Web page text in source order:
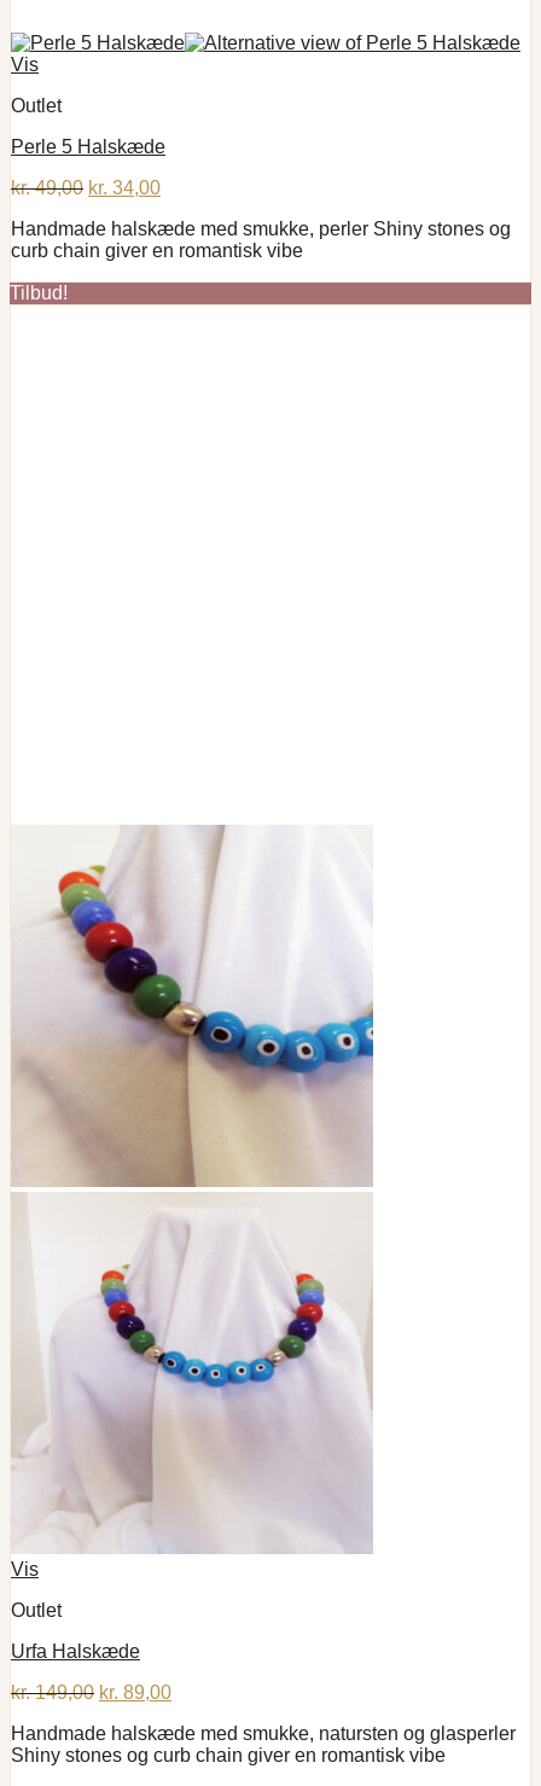
Vis
Outlet
Perle 5 Halskæde
kr.49,00 Den
pris
var:
kr. 34,00Den
pris
er:
Handmade halskæde med smukke, perler Shiny stones og
curb chain giver en romantisk vibe
Tilbud!
Vis
Outlet
Urfa Halskæde
kr.149,00 Den
pris
var:
kr. 89,00Den
pris
er:
Handmade halskæde med smukke, natursten og glasperler
Shiny stones og curb chain giver en romantisk vibe